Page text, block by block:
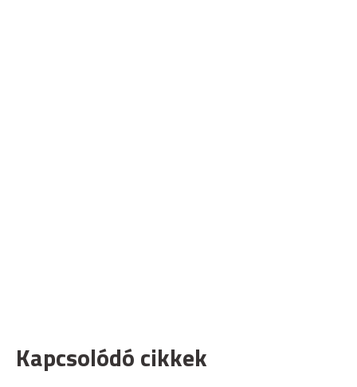
Kapcsolódó cikkek